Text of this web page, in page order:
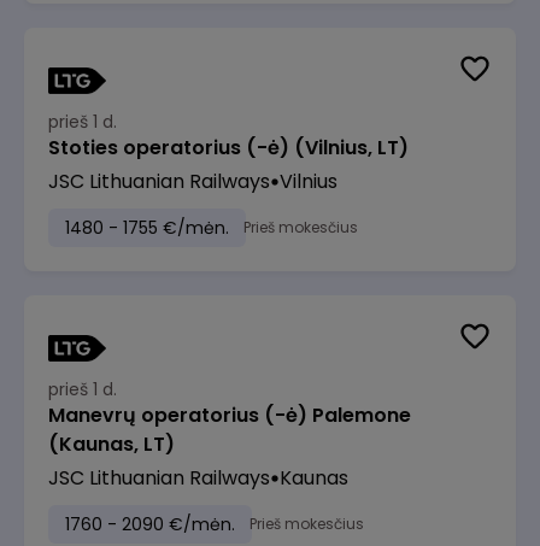
prieš 1 d.
Stoties operatorius (-ė) (Vilnius, LT)
JSC Lithuanian Railways Vilnius
1480 - 1755 €/mėn. Prieš mokesčius
prieš 1 d.
Manevrų operatorius (-ė) Palemone
(Kaunas, LT)
JSC Lithuanian Railways Kaunas
1760 - 2090 €/mėn. Prieš mokesčius